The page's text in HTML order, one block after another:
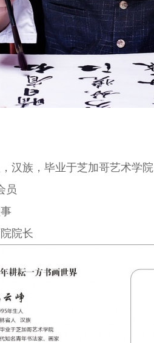
汉族，毕业于芝加哥艺术学院
员
院长